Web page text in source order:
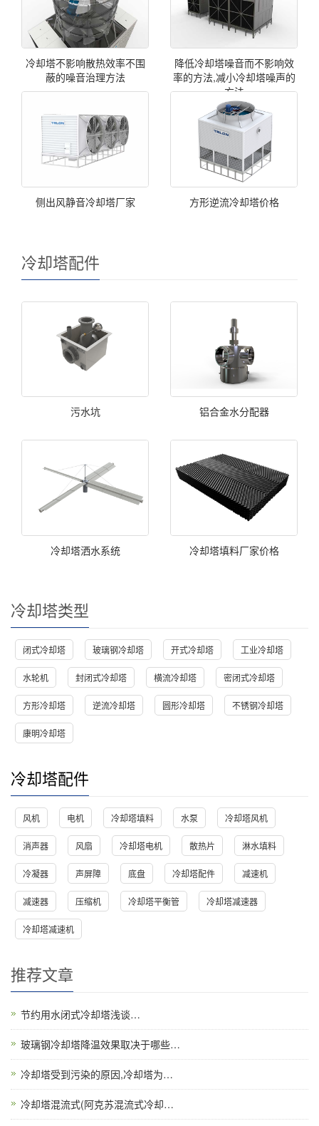
冷却塔不影响散热效率不围
蔽的噪音治理方法
降低冷却塔噪音而不影响效
率的方法,减小冷却塔噪声的
方法
侧出风静音冷却塔厂家 方形逆流冷却塔价格
冷却塔配件
污水坑 铝合金水分配器
冷却塔洒水系统 冷却塔填料厂家价格
冷却塔类型
闭式冷却塔 玻璃钢冷却塔 开式冷却塔 工业冷却塔
水轮机 封闭式冷却塔 横流冷却塔 密闭式冷却塔
方形冷却塔 逆流冷却塔 圆形冷却塔 不锈钢冷却塔
康明冷却塔
冷却塔配件
风机 电机 冷却塔填料 水泵 冷却塔风机
消声器 风扇 冷却塔电机 散热片 淋水填料
冷凝器 声屏障 底盘 冷却塔配件 减速机
减速器 压缩机 冷却塔平衡管 冷却塔减速器
冷却塔减速机
推荐文章
节约用水闭式冷却塔浅谈…
玻璃钢冷却塔降温效果取决于哪些…
冷却塔受到污染的原因,冷却塔为…
冷却塔混流式(阿克苏混流式冷却…